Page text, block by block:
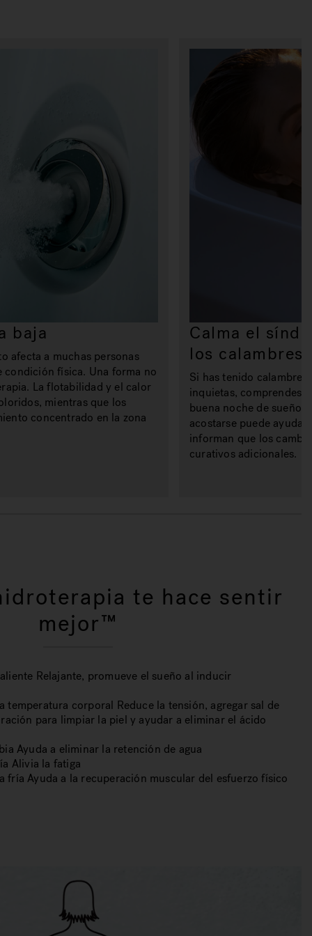
baja
afecta a muchas personas
condición física. Una forma no
La flotabilidad y el calor
mientras que los
concentrado en la zona
Calma el
los calambres
Si has tenido
inquietas, comprendes
buena noche de sueño.
acostarse puede
informan que los
curativos adicionales.
te hace sentir
mejor™
Relajante, promueve el sueño al inducir
temperatura corporal Reduce la tensión, agregar sal de
para limpiar la piel y ayudar a eliminar el ácido
Ayuda a eliminar la retención de agua
Alivia la fatiga
fría Ayuda a la recuperación muscular del esfuerzo físico